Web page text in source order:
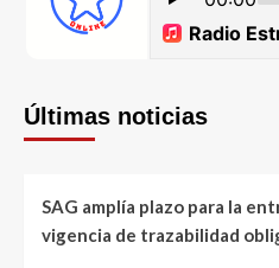
Últimas noticias
SAG amplía plazo para la
vigencia de trazabilidad